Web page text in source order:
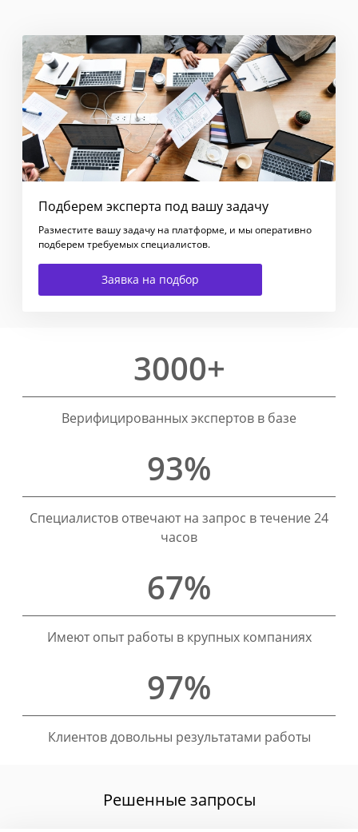
Подберем эксперта под вашу задачу
Разместите вашу задачу на платформе, и мы оперативно
подберем требуемых специалистов.
Заявка на подбор
3000+
Верифицированных экспертов в базе
93%
Специалистов отвечают на запрос в течение 24
часов
67%
Имеют опыт работы в крупных компаниях
97%
Клиентов довольны результатами работы
Решенные запросы